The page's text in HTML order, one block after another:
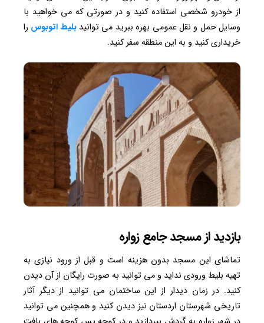
از خودرو شخصی استفاده کنید و در صورتی که می خواهید با
وسایل حمل و نقل عمومی بهره ببرید می توانیدبلیط اتوبوس را
خریداری کنید و به این منطقه سفر کنید.
بازدید از مسجد جامع زواره
تماشای این مسجد بدون هزینه است و قبل از ورود نیازی به
تهیه بلیط ورودی نداید و می توانید به صورت رایگان از آن دیدن
کنید. در زمان دیدار از این ساختمان می توانید از دیگر آثار
تاریخی شهرستان اردستان نیز دیدن کنید و همچنین می توانید